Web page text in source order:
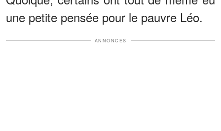
une petite pensée pour le pauvre Léo.
ANNONCES